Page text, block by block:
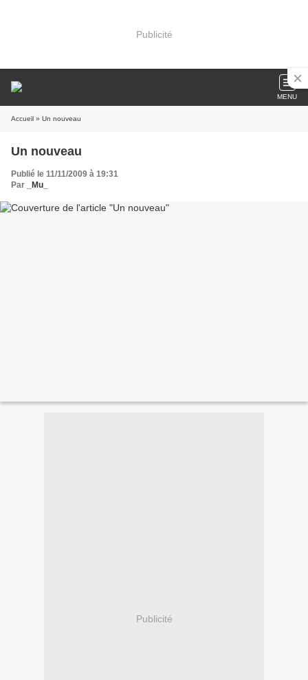
Publicité
MENU
Accueil » Un nouveau
Un nouveau
Publié le 11/11/2009 à 19:31
Par
_Mu_
Publicité